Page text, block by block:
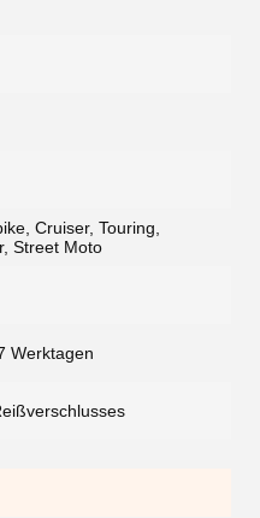
Cruiser, Touring,
Street Moto
Werktagen